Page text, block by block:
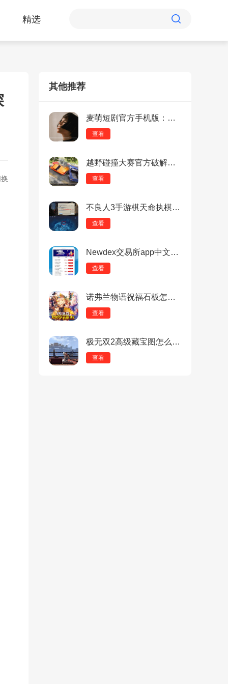
精选
其他推荐
麦萌短剧官方手机版：免费追短剧无广告的软件，资源多！
查看
越野碰撞大赛官方破解版：经典逼真的赛车游戏，画面清晰！
查看
不良人3手游棋天命执棋怎么做？不良人3手游棋天命执棋做法攻略
查看
Newdex交易所app中文版：最大的去中心化交易所，安全透明！
查看
诺弗兰物语祝福石板怎么做？诺弗兰物语祝福石板配方
查看
极无双2高级藏宝图怎么玩？极无双2高级藏宝图玩法攻略
查看